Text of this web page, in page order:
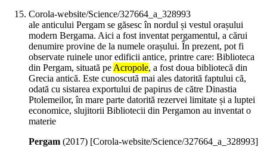
Corola-website/Science/327664_a_328993
ale anticului Pergam se găsesc în nordul și vestul orașului
modern Bergama. Aici a fost inventat pergamentul, a cărui
denumire provine de la numele orașului. În prezent, pot fi
observate ruinele unor edificii antice, printre care: Biblioteca
din Pergam, situată peAcropole, a fost doua bibliotecă din
Grecia antică. Este cunoscută mai ales datorită faptului că,
odată cu sistarea exportului de papirus de către Dinastia
Ptolemeilor, în mare parte datorită rezervei limitate și a luptei
economice, slujitorii Bibliotecii din Pergamon au inventat o
materie
Pergam (2017) [Corola-website/Science/327664_a_328993]